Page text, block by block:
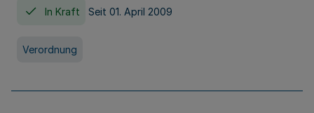
In Kraft Seit 01. April 2009
Verordnung